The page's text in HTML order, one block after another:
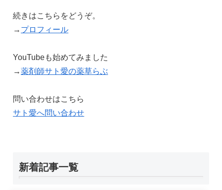
続きはこちらをどうぞ。
→ プロフィール
YouTubeも始めてみました
→薬剤師サト愛の薬草らぶ
問い合わせはこちら
サト愛へ問い合わせ
新着記事一覧